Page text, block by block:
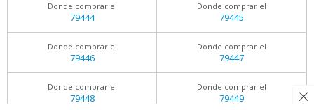
Donde comprar el
79444
Donde comprar el
79445
Donde comprar el
79446
Donde comprar el
79447
Donde comprar el
79448
Donde comprar el
79449